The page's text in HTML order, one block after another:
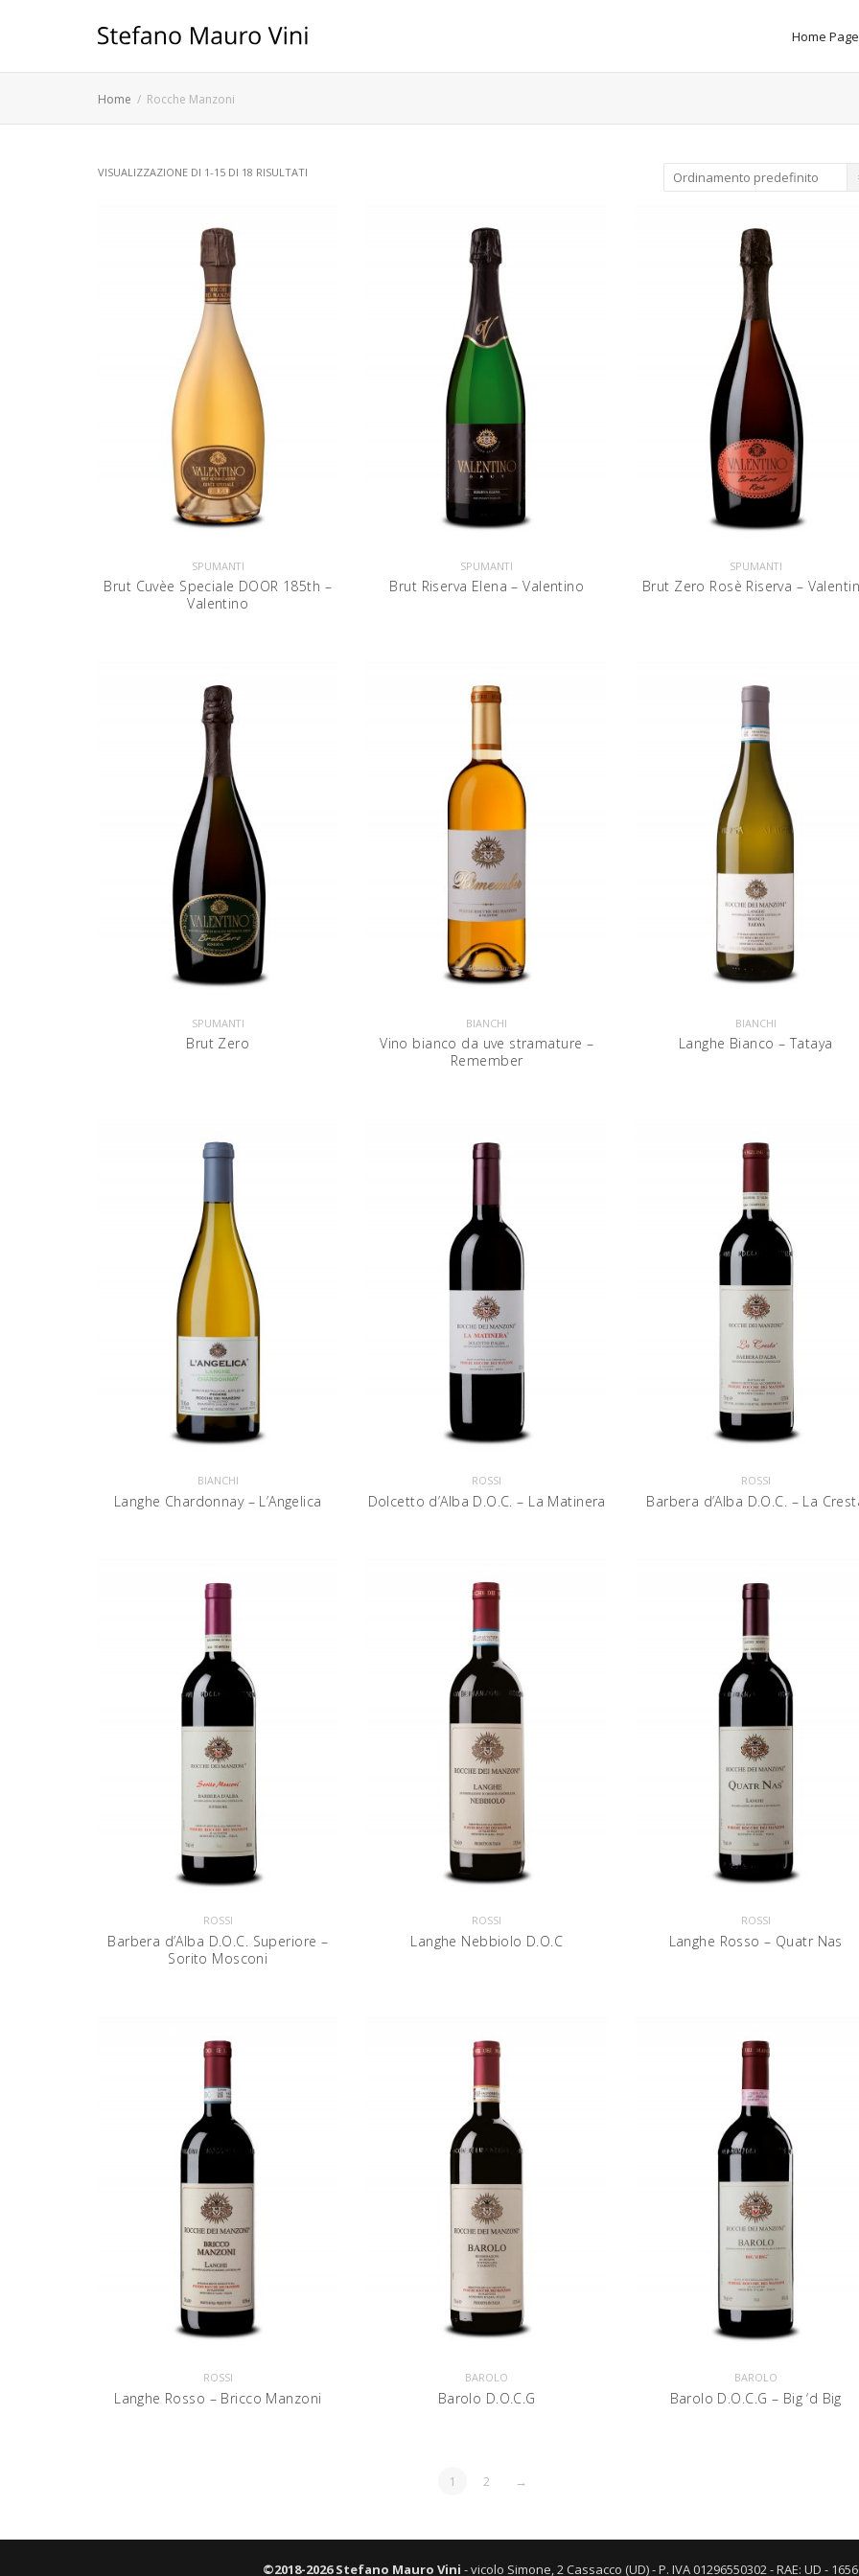
Home Page
Home Rocche Manzoni
VISUALIZZAZIONE DI 1-15 DI 18 RISULTATI
SPUMANTI
Brut Cuvèe Speciale DOOR 185th –
Valentino
SPUMANTI
Brut Riserva Elena – Valentino
SPUMANTI
Brut Zero Rosè Riserva –
SPUMANTI
Brut Zero
BIANCHI
Vino bianco da uve stramature –
Remember
BIANCHI
Langhe Bianco – Tataya
BIANCHI
Langhe Chardonnay – L’Angelica
ROSSI
Dolcetto d’Alba D.O.C. – La Matinera
ROSSI
Barbera d’Alba D.O.C. – La
ROSSI
Barbera d’Alba D.O.C. Superiore –
Sorito Mosconi
ROSSI
Langhe Nebbiolo D.O.C
ROSSI
Langhe Rosso – Quatr Nas
ROSSI
Langhe Rosso – Bricco Manzoni
BAROLO
Barolo D.O.C.G
BAROLO
Barolo D.O.C.G – Big ‘d Big
1 2 →
©2018-2026 Stefano Mauro Vini - vicolo Simone, 2 Cassacco (UD) - P. IVA 01296550302 - RAE: UD -